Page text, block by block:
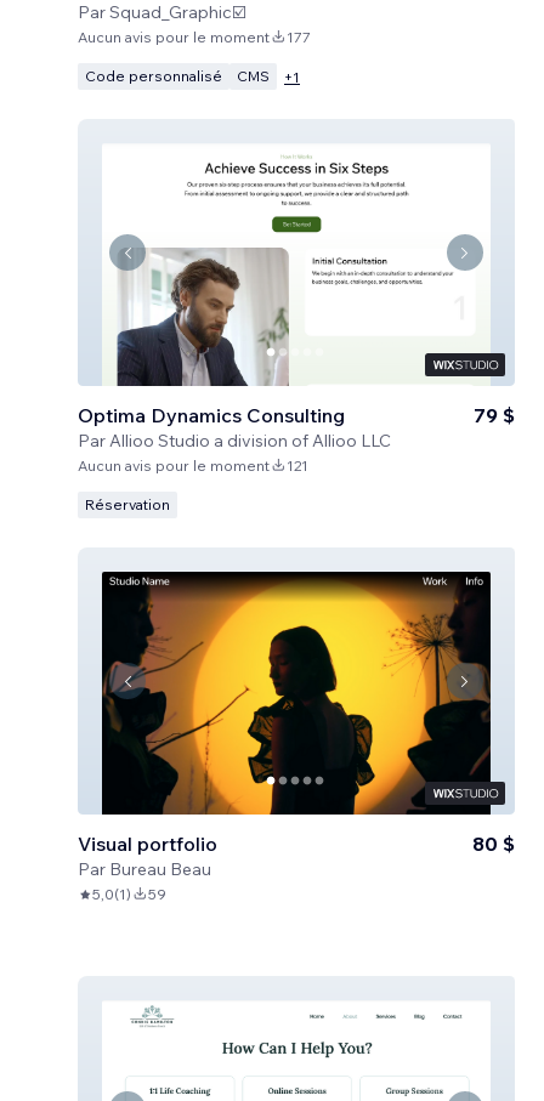
ParSquad_Graphic☑️
Aucun avis pour le moment 177
Code personnalisé CMS +1
Optima Dynamics Consulting
ParAllioo Studio a division of Allioo LLC
79 $
Aucun avis pour le moment 121
Réservation
Visual portfolio
Par Bureau Beau
80 $
5,0(1) 59